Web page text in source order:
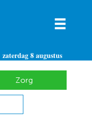
zaterdag 8 augustus
Zorg